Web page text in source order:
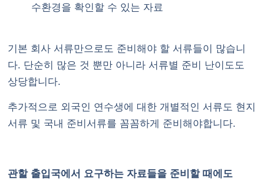
수환경을 확인할 수 있는 자료
기본 회사 서류만으로도 준비해야 할 서류들이 많습니
다. 단순히 많은 것 뿐만 아니라 서류별 준비 난이도도
상당합니다.
추가적으로 외국인 연수생에 대한 개별적인 서류도 현지
서류 및 국내 준비서류를 꼼꼼하게 준비해야합니다.
관할 출입국에서 요구하는 자료들을 준비할 때에도